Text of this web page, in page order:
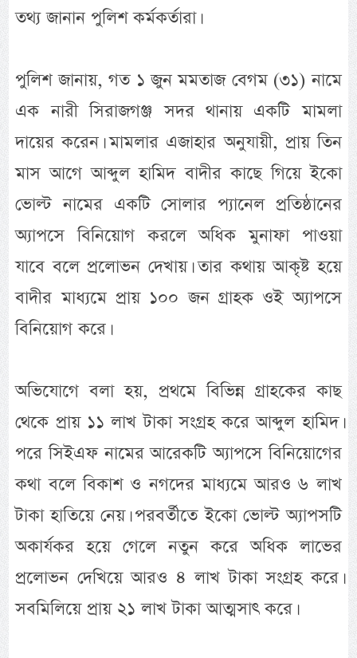
তথ্য জানান পুলিশ কর্মকর্তারা।
পুলিশ জানায়, গত ১ জুন মমতাজ বেগম (৩১) নামে
এক নারী সিরাজগঞ্জ সদর থানায় একটি মামলা
দায়ের করেন। মামলার এজাহার অনুযায়ী, প্রায় তিন
মাস আগে আব্দুল হামিদ বাদীর কাছে গিয়ে ইকো
ভোল্ট নামের একটি সোলার প্যানেল প্রতিষ্ঠানের
অ্যাপসে বিনিয়োগ করলে অধিক মুনাফা পাওয়া
যাবে বলে প্রলোভন দেখায়। তার কথায় আকৃষ্ট হয়ে
বাদীর মাধ্যমে প্রায় ১০০ জন গ্রাহক ওই অ্যাপসে
বিনিয়োগ করে।
অভিযোগে বলা হয়, প্রথমে বিভিন্ন গ্রাহকের কাছ
থেকে প্রায় ১১ লাখ টাকা সংগ্রহ করে আব্দুল হামিদ।
পরে সিইএফ নামের আরেকটি অ্যাপসে বিনিয়োগের
কথা বলে বিকাশ ও নগদের মাধ্যমে আরও ৬ লাখ
টাকা হাতিয়ে নেয়। পরবর্তীতে ইকো ভোল্ট অ্যাপসটি
অকার্যকর হয়ে গেলে নতুন করে অধিক লাভের
প্রলোভন দেখিয়ে আরও ৪ লাখ টাকা সংগ্রহ করে।
সবমিলিয়ে প্রায় ২১ লাখ টাকা আত্মসাৎ করে।